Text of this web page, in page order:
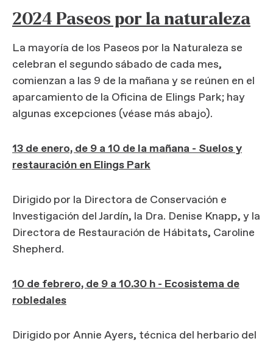
2024 Paseos por la naturaleza
La mayoría de los Paseos por la Naturaleza se
celebran el segundo sábado de cada mes,
comienzan a las 9 de la mañana y se reúnen en el
aparcamiento de la Oficina de Elings Park; hay
algunas excepciones (véase más abajo).
13 de enero, de 9 a 10 de la mañana - Suelos y
restauración en Elings Park
Dirigido por la Directora de Conservación e
Investigación del Jardín, la Dra. Denise Knapp, y la
Directora de Restauración de Hábitats, Caroline
Shepherd.
10 de febrero, de 9 a 10.30 h - Ecosistema de
robledales
Dirigido por Annie Ayers, técnica del herbario del